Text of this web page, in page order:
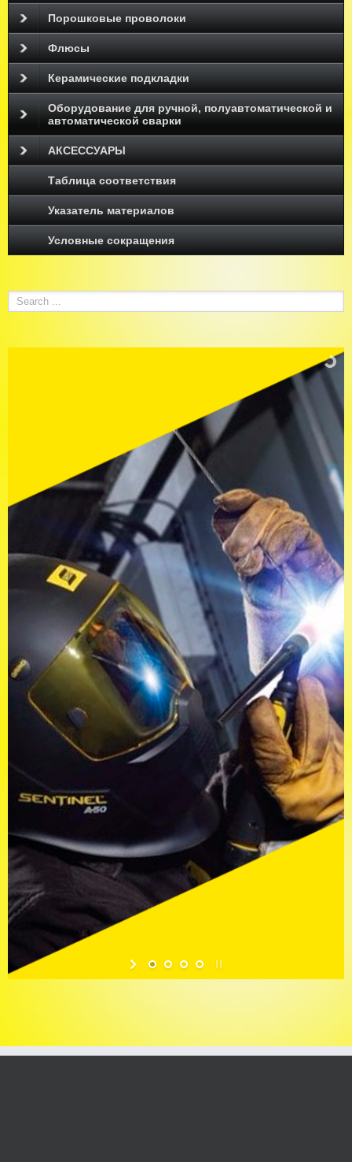
Порошковые проволоки
Флюсы
Керамические подкладки
Оборудование для ручной, полуавтоматической и
автоматической сварки
АКСЕССУАРЫ
Таблица соответствия
Указатель материалов
Условные сокращения